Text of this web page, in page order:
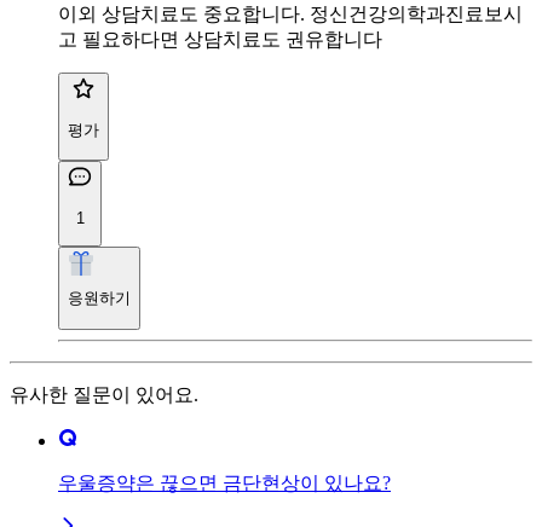
이외 상담치료도 중요합니다. 정신건강의학과진료보시
고 필요하다면 상담치료도 권유합니다
평가
1
응원하기
유사한 질문이 있어요.
우울증약은 끊으면 금단현상이 있나요?